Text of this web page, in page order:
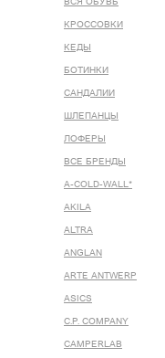
КРОССОВКИ
КЕДЫ
БОТИНКИ
САНДАЛИИ
ШЛЕПАНЦЫ
ЛОФЕРЫ
ВСЕ БРЕНДЫ
A-COLD-WALL*
AKILA
ALTRA
ANGLAN
ARTE ANTWERP
ASICS
C.P. COMPANY
CAMPERLAB